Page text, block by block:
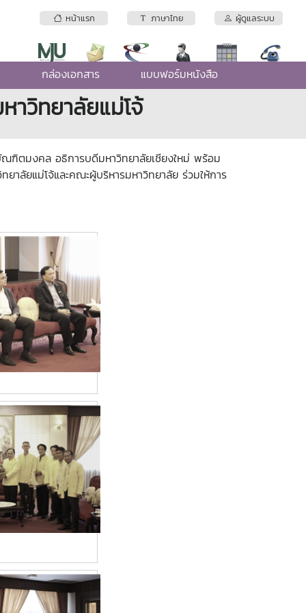
หน้าแรก ภาษาไทย ผู้ดูแลระบบ
กล่องเอกสาร แบบฟอร์มหนังสือ
าวิทยาลัยแม่โจ้
ฑิตมงคล อธิการบดีมหาวิทยาลัยเชียงใหม่ พร้อม
าลัยแม่โจ้และคณะผู้บริหารมหาวิทยาลัย ร่วมให้การ